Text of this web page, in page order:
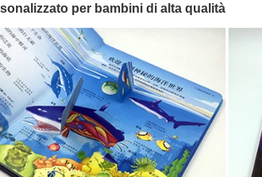
per bambini di alta qualità